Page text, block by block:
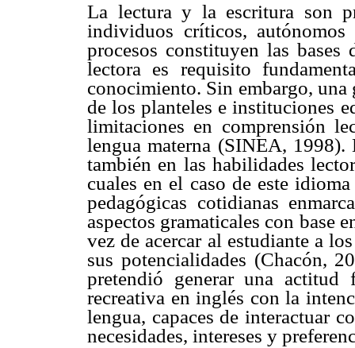
La lectura y la escritura son
individuos críticos,
procesos constituyen las
lectora es requisito
conocimiento. Sin embargo, una
de los planteles e instituciones
limitaciones en comprensión
lengua materna (SINEA, 1998).
también en las habilidades
cuales en el caso de este
pedagógicas cotidianas
aspectos gramaticales con base
vez de acercar al estudiante a
sus potencialidades (Chacón,
pretendió generar una actitud
recreativa en inglés con la
lengua, capaces de interactuar
necesidades, intereses y